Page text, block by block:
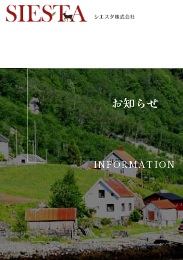
お知らせ
INFORMATION